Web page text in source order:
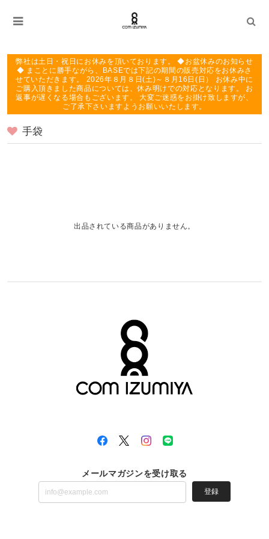
弊社は土日・祝日にお休みを頂いております。 ◆お盆休みのお知らせ
◆ まことに勝手ながら、BASEでは下記の期間の販売対応をお休みさ
せていただきます。 2026年８月８日(土)～８月16日(日） お休み中に
ご購入頂きました商品については、休み明けでの対応となります。 お
返事が遅くなる場合もございます。 大変ご迷惑をお掛け致しますが、
ご了承下さいますようお願いいたします。
手袋
出品されている商品がありません。
メールマガジンを受け取る
登録